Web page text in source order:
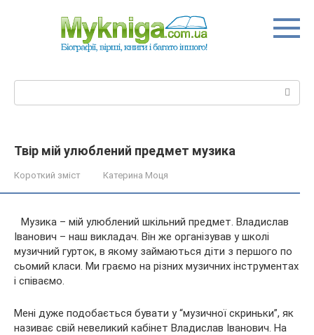
Твір мій улюблений предмет музика
Короткий зміст Катерина Моця
Музика – мій улюблений шкільний предмет. Владислав
Іванович – наш викладач. Він же організував у школі
музичний гурток, в якому займаються діти з першого по
сьомий класи. Ми граємо на різних музичних інструментах
і співаємо.
Мені дуже подобається бувати у “музичної скриньки”, як
називає свій невеликий кабінет Владислав Іванович. На